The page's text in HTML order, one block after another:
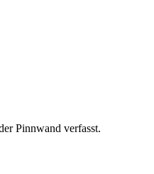
Pinnwand verfasst.